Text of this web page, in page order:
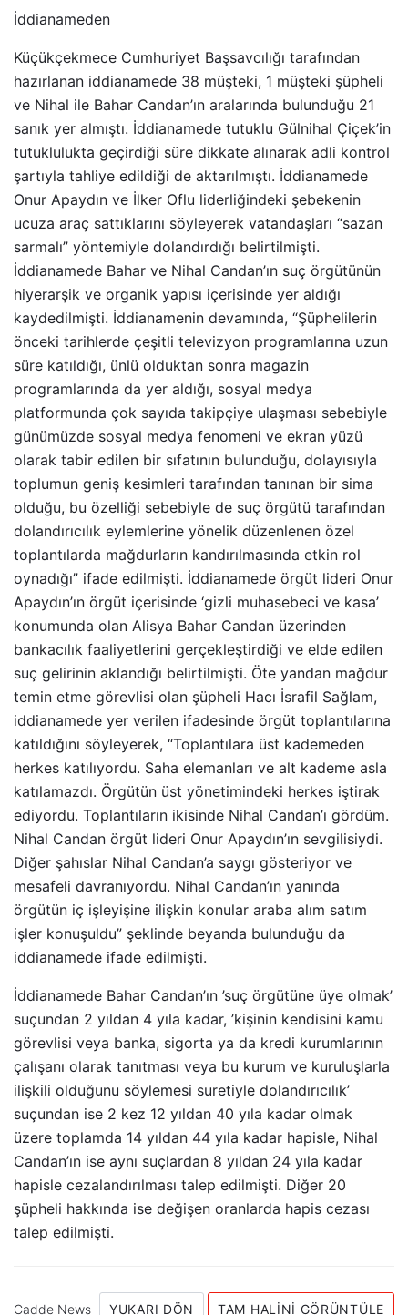
İddianameden
Küçükçekmece Cumhuriyet Başsavcılığı tarafından
hazırlanan iddianamede 38 müşteki, 1 müşteki şüpheli
ve Nihal ile Bahar Candan’ın aralarında bulunduğu 21
sanık yer almıştı. İddianamede tutuklu Gülnihal Çiçek’in
tutuklulukta geçirdiği süre dikkate alınarak adli kontrol
şartıyla tahliye edildiği de aktarılmıştı. İddianamede
Onur Apaydın ve İlker Oflu liderliğindeki şebekenin
ucuza araç sattıklarını söyleyerek vatandaşları “sazan
sarmalı” yöntemiyle dolandırdığı belirtilmişti.
İddianamede Bahar ve Nihal Candan’ın suç örgütünün
hiyerarşik ve organik yapısı içerisinde yer aldığı
kaydedilmişti. İddianamenin devamında, “Şüphelilerin
önceki tarihlerde çeşitli televizyon programlarına uzun
süre katıldığı, ünlü olduktan sonra magazin
programlarında da yer aldığı, sosyal medya
platformunda çok sayıda takipçiye ulaşması sebebiyle
günümüzde sosyal medya fenomeni ve ekran yüzü
olarak tabir edilen bir sıfatının bulunduğu, dolayısıyla
toplumun geniş kesimleri tarafından tanınan bir sima
olduğu, bu özelliği sebebiyle de suç örgütü tarafından
dolandırıcılık eylemlerine yönelik düzenlenen özel
toplantılarda mağdurların kandırılmasında etkin rol
oynadığı” ifade edilmişti. İddianamede örgüt lideri Onur
Apaydın’ın örgüt içerisinde ‘gizli muhasebeci ve kasa’
konumunda olan Alisya Bahar Candan üzerinden
bankacılık faaliyetlerini gerçekleştirdiği ve elde edilen
suç gelirinin aklandığı belirtilmişti. Öte yandan mağdur
temin etme görevlisi olan şüpheli Hacı İsrafil Sağlam,
iddianamede yer verilen ifadesinde örgüt toplantılarına
katıldığını söyleyerek, “Toplantılara üst kademeden
herkes katılıyordu. Saha elemanları ve alt kademe asla
katılamazdı. Örgütün üst yönetimindeki herkes iştirak
ediyordu. Toplantıların ikisinde Nihal Candan’ı gördüm.
Nihal Candan örgüt lideri Onur Apaydın’ın sevgilisiydi.
Diğer şahıslar Nihal Candan’a saygı gösteriyor ve
mesafeli davranıyordu. Nihal Candan’ın yanında
örgütün iç işleyişine ilişkin konular araba alım satım
işler konuşuldu” şeklinde beyanda bulunduğu da
iddianamede ifade edilmişti.
İddianamede Bahar Candan’ın ’suç örgütüne üye olmak’
suçundan 2 yıldan 4 yıla kadar, ’kişinin kendisini kamu
görevlisi veya banka, sigorta ya da kredi kurumlarının
çalışanı olarak tanıtması veya bu kurum ve kuruluşlarla
ilişkili olduğunu söylemesi suretiyle dolandırıcılık’
suçundan ise 2 kez 12 yıldan 40 yıla kadar olmak
üzere toplamda 14 yıldan 44 yıla kadar hapisle, Nihal
Candan’ın ise aynı suçlardan 8 yıldan 24 yıla kadar
hapisle cezalandırılması talep edilmişti. Diğer 20
şüpheli hakkında ise değişen oranlarda hapis cezası
talep edilmişti.
Cadde News YUKARI DÖN TAM HALINI GÖRÜNTÜLE